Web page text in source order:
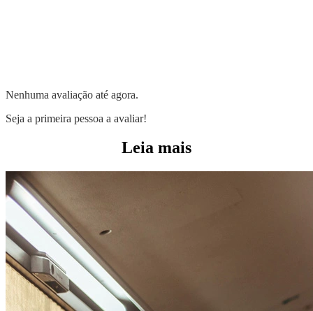
Nenhuma avaliação até agora.
Seja a primeira pessoa a avaliar!
Leia mais